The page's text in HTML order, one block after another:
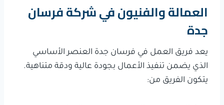
العمالة والفنيون في شركة فرسان
جدة
يعد فريق العمل في فرسان جدة العنصر الأساسي
الذي يضمن تنفيذ الأعمال بجودة عالية ودقة متناهية.
يتكون الفريق من: